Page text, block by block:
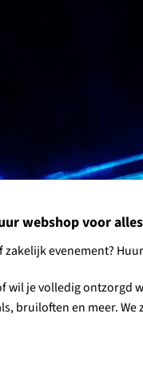
webshop voor
evenement?
wil je volledig ontzorgd
bruiloften en meer.